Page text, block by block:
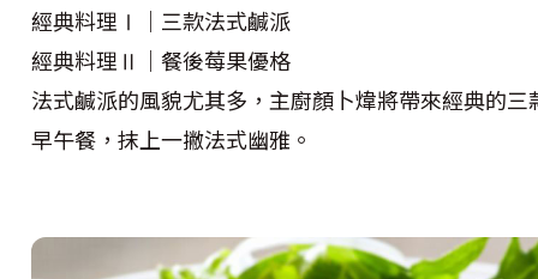
經典料理Ⅰ｜三款法式鹹派
經典料理Ⅱ｜餐後莓果優格
法式鹹派的風貌尤其多，主廚顏卜煒將帶來經典的
早午餐，抹上一撇法式幽雅。